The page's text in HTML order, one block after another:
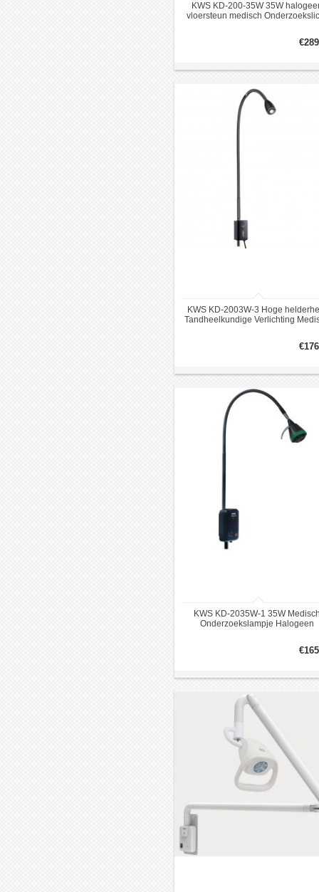
KWS KD-200-35W 35W
vloersteun medisch
KWS KD-2003W-3 Hoge
Tandheelkundige Verlichting
KWS KD-2035W-1 35W
Onderzoekslampje Halogeen